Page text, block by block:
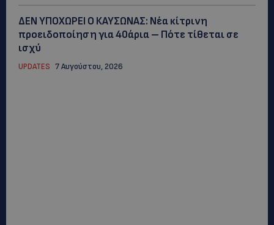
ΔΕΝ ΥΠΟΧΩΡΕΙ Ο ΚΑΥΣΩΝΑΣ: Νέα κίτρινη
προειδοποίηση για 40άρια – Πότε τίθεται σε
ισχύ
UPDATES 7 Αυγούστου, 2026